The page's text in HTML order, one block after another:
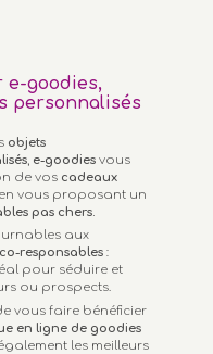
e-goodies,
personnalisés
objets
, e-goodies vous
de vos cadeaux
vous proposant un
pas chers.
aux
responsables :
pour séduire et
ou prospects.
vous faire bénéficier
en ligne de goodies
les meilleurs